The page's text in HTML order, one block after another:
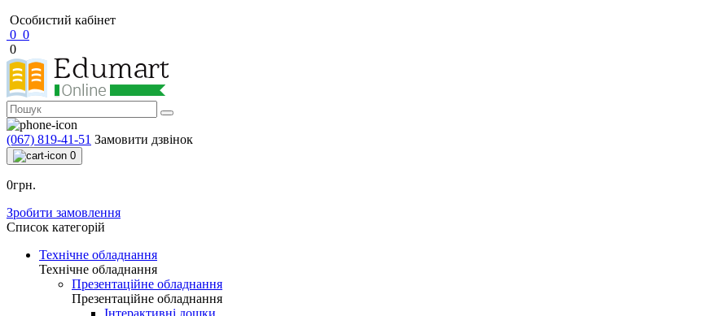
Особистий кабінет
0 0
0
(067) 819-41-51 Замовити дзвінок
0
0грн.
Зробити замовлення
Список категорій
Технічне обладнання
Технічне обладнання
Презентаційне обладнання
Презентаційне обладнання
Інтерактивні дошки